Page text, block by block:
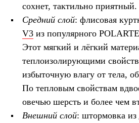
сохнет, тактильно приятный.
Средний слой: флисовая
V3 из популярного
Этот мягкий и лёгкий
теплоизолирующими
избыточную влагу от тела,
По тепловым свойствам
овечью шерсть и более чем
Внешний слой: штормовка из